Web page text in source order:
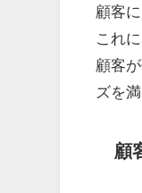
顧客
これ
顧客
ズを
顧